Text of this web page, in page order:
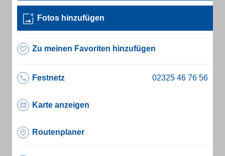
Fotos hinzufügen
Zu meinen Favoriten hinzufügen
Festnetz
Karte anzeigen
Routenplaner